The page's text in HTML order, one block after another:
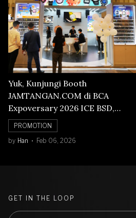
Yuk, Kunjungi Booth
JAMTANGAN.COM di BCA
Expoversary 2026 ICE BSD,
Banyak Diskon Jam Tangan,
Cuma Sampai 8 Februari!
PROMOTION
by Han Feb 06, 2026
GET IN THE LOOP